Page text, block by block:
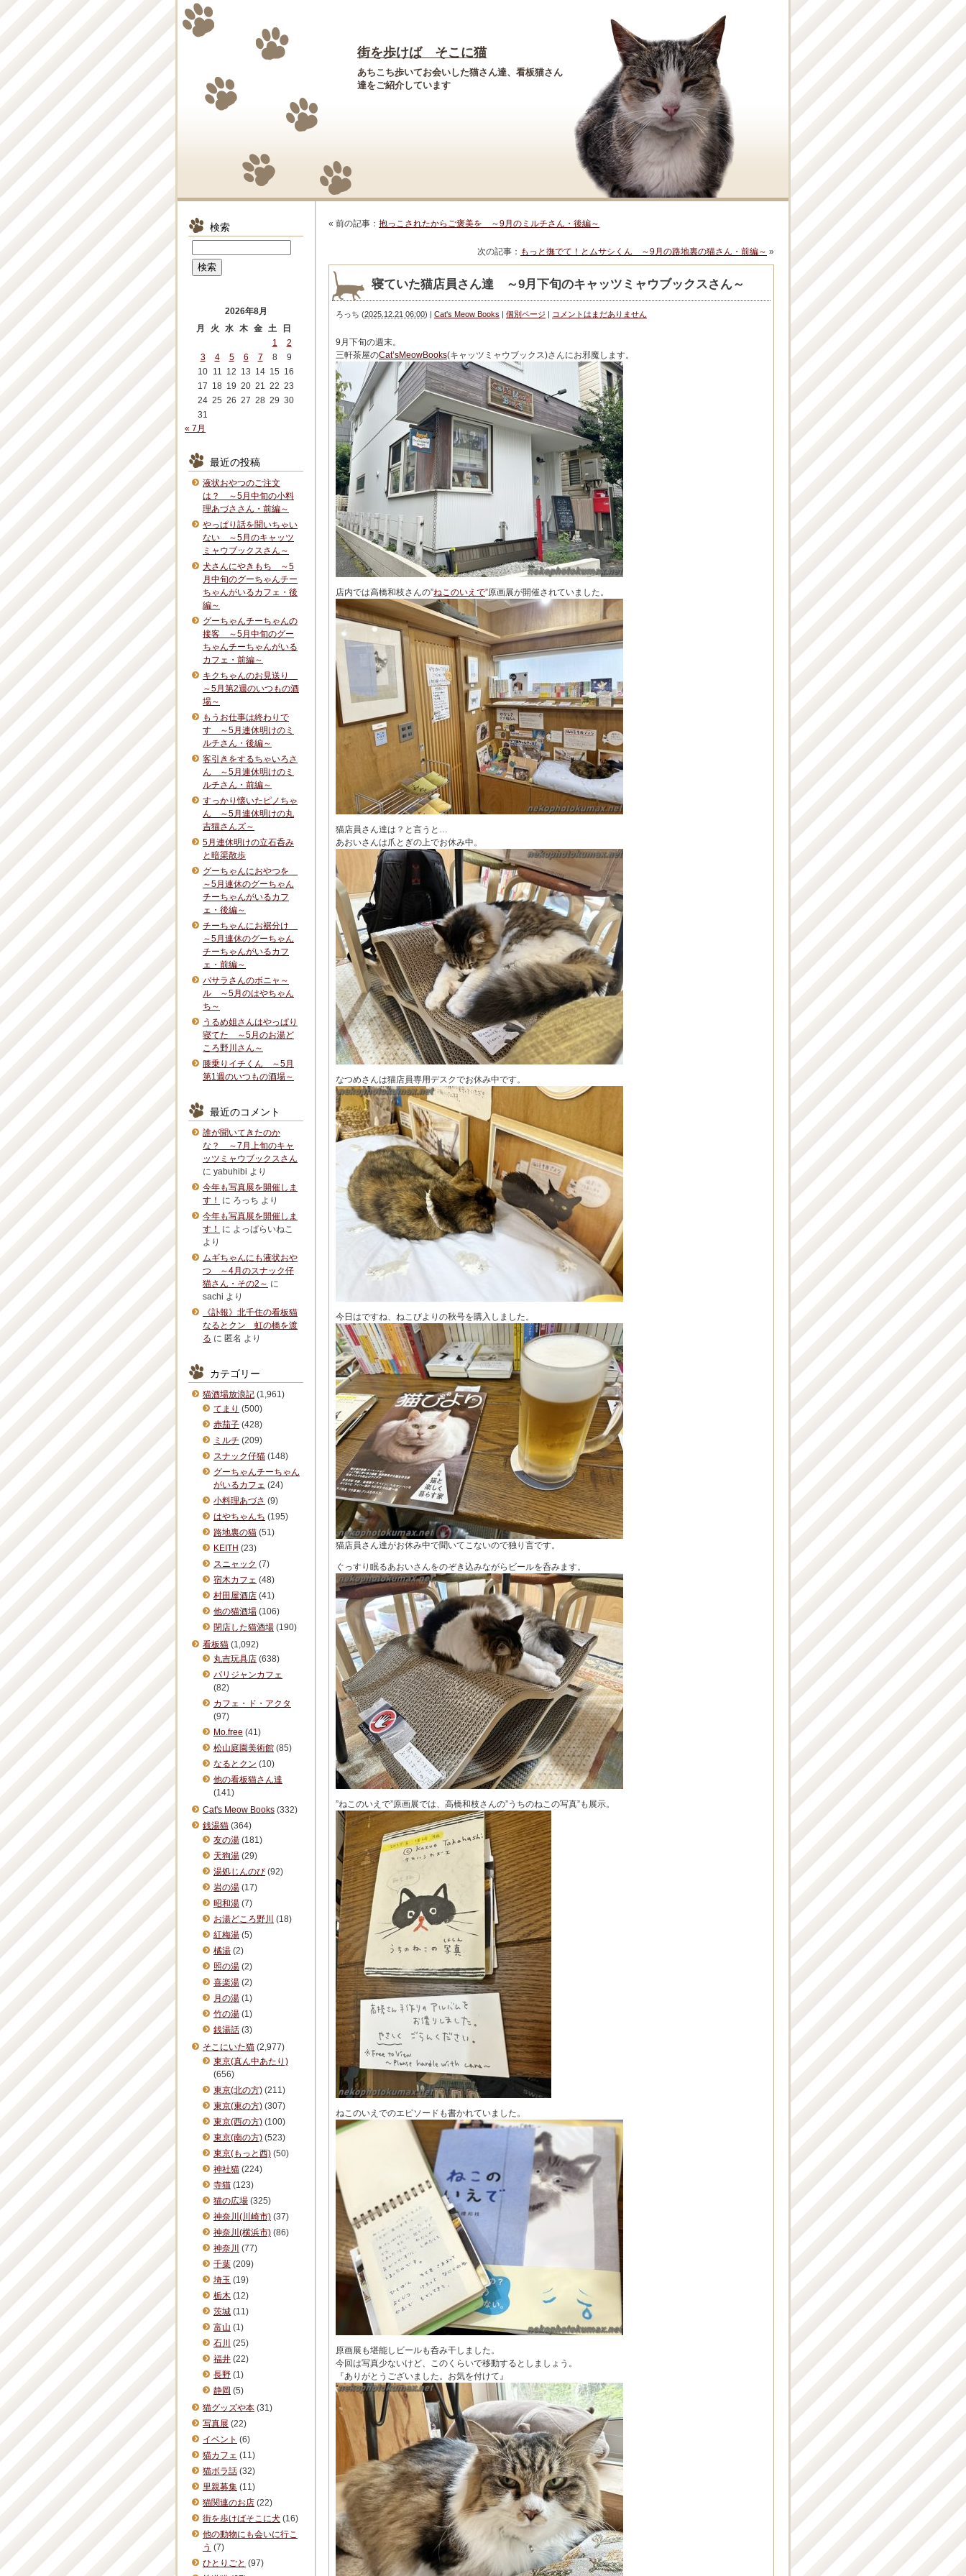
街を歩けば そこに猫
あちこち歩いてお会いした猫さん達、看板猫さん
達をご紹介しています
« 前の記事： 抱っこされたからご褒美を ～9月のミルチさん・後編～
次の記事： もっと撫でて！とムサシくん ～9月の路地裏の猫さん・前編～ »
寝ていた猫店員さん達 ～9月下旬のキャッツミャウブックスさん～
ろっち (2025.12.21 06:00) | Cat's Meow Books | 個別ページ | コメントはまだありません
9月下旬の週末。
三軒茶屋のCat’sMeowBooks(キャッツミャウブックス)さんにお邪魔します。
店内では高橋和枝さんの”ねこのいえで”原画展が開催されていました。
猫店員さん達は？と言うと…
あおいさんは爪とぎの上でお休み中。
なつめさんは猫店員専用デスクでお休み中です。
今日はですね、ねこびよりの秋号を購入しました。
猫店員さん達がお休み中で聞いてこないので独り言です。
ぐっすり眠るあおいさんをのぞき込みながらビールを呑みます。
”ねこのいえで”原画展では、高橋和枝さんの”うちのねこの写真”も展示。
ねこのいえでのエピソードも書かれていました。
原画展も堪能しビールも呑み干しました。
今回は写真少ないけど、このくらいで移動するとしましょう。
『ありがとうございました。お気を付けて』
検索
2026年8月
月
火 水 木 金 土
日
1
2
3
4 5 6 7 8
9
10 11 12 13 14 15 16
17 18 19 20 21 22 23
24 25 26 27 28 29 30
31
« 7月
最近の投稿
液状おやつのご注文
は？ ～5月中旬の小料
理あづささん・前編～
やっぱり話を聞いちゃい
ない ～5月のキャッツ
ミャウブックスさん～
犬さんにやきもち ～5
月中旬のグーちゃんチー
ちゃんがいるカフェ・後
編～
グーちゃんチーちゃんの
接客 ～5月中旬のグー
ちゃんチーちゃんがいる
カフェ・前編～
キクちゃんのお見送り
～5月第2週のいつもの酒
場～
もうお仕事は終わりで
す ～5月連休明けのミ
ルチさん・後編～
客引きをするちゃいろさ
ん ～5月連休明けのミ
ルチさん・前編～
すっかり懐いたピノちゃ
ん ～5月連休明けの丸
吉猫さんズ～
5月連休明けの立石呑み
と暗渠散歩
グーちゃんにおやつを
～5月連休のグーちゃん
チーちゃんがいるカフ
ェ・後編～
チーちゃんにお裾分け
～5月連休のグーちゃん
チーちゃんがいるカフ
ェ・前編～
バサラさんのボニャ～
ル ～5月のはやちゃん
ち～
うるめ姐さんはやっぱり
寝てた ～5月のお湯ど
ころ野川さん～
膝乗りイチくん ～5月
第1週のいつもの酒場～
最近のコメント
誰が聞いてきたのか
な？ ～7月上旬のキャ
ッツミャウブックスさん
に yabuhibi より
今年も写真展を開催しま
す！
に ろっち より
今年も写真展を開催しま
す！
に よっぱらいねこ
より
ムギちゃんにも液状おや
つ ～4月のスナック仔
猫さん・その2～ に
sachi より
《訃報》北千住の看板猫
なるとクン 虹の橋を渡
る に 匿名 より
カテゴリー
猫酒場放浪記 (1,961)
てまり (500)
赤茄子 (428)
ミルチ (209)
スナック仔猫 (148)
グーちゃんチーちゃん
がいるカフェ (24)
小料理あづさ (9)
はやちゃんち (195)
路地裏の猫 (51)
KEITH (23)
スニャック (7)
宿木カフェ (48)
村田屋酒店 (41)
他の猫酒場 (106)
閉店した猫酒場 (190)
看板猫 (1,092)
丸吉玩具店 (638)
パリジャンカフェ
(82)
カフェ・ド・アクタ
(97)
Mo.free (41)
松山庭園美術館 (85)
なるとクン (10)
他の看板猫さん達
(141)
Cat's Meow Books (332)
銭湯猫 (364)
友の湯 (181)
天狗湯 (29)
湯処じんのび (92)
岩の湯 (17)
昭和湯 (7)
お湯どころ野川 (18)
紅梅湯 (5)
橘湯 (2)
照の湯 (2)
喜楽湯 (2)
月の湯 (1)
竹の湯 (1)
銭湯話 (3)
そこにいた猫 (2,977)
東京(真ん中あたり)
(656)
東京(北の方) (211)
東京(東の方) (307)
東京(西の方) (100)
東京(南の方) (523)
東京(もっと西) (50)
神社猫 (224)
寺猫 (123)
猫の広場 (325)
神奈川(川崎市) (37)
神奈川(横浜市) (86)
神奈川 (77)
千葉 (209)
埼玉 (19)
栃木 (12)
茨城 (11)
富山 (1)
石川 (25)
福井 (22)
長野 (1)
静岡 (5)
猫グッズや本 (31)
写真展 (22)
イベント (6)
猫カフェ (11)
猫ボラ話 (32)
里親募集 (11)
猫関連のお店 (22)
街を歩けばそこに犬 (16)
他の動物にも会いに行こ
う (7)
ひとりごと (97)